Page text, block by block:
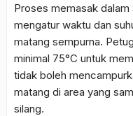
Proses memasak dalam
mengatur waktu dan
matang sempurna.
minimal 75°C untuk
tidak boleh
matang di area yang
silang.